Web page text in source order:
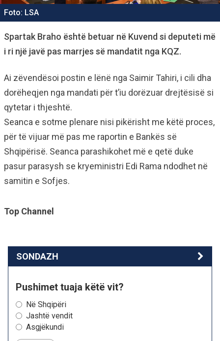
Foto: LSA
Spartak Braho është betuar në Kuvend si deputeti më
i ri një javë pas marrjes së mandatit nga KQZ.
Ai zëvendësoi postin e lënë nga Saimir Tahiri, i cili dha
dorëheqjen nga mandati për t’iu dorëzuar drejtësisë si
qytetar i thjeshtë.
Seanca e sotme plenare nisi pikërisht me këtë proces,
për të vijuar më pas me raportin e Bankës së
Shqipërisë. Seanca parashikohet më e qetë duke
pasur parasysh se kryeministri Edi Rama ndodhet në
samitin e Sofjes.
Top Channel
SONDAZH
Pushimet tuaja këtë vit?
Në Shqipëri
Jashtë vendit
Asgjëkundi